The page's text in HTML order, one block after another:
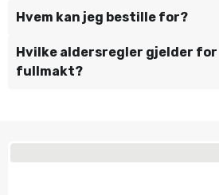
Hvem kan jeg bestille for?
Hvilke aldersregler gjelder for
fullmakt?